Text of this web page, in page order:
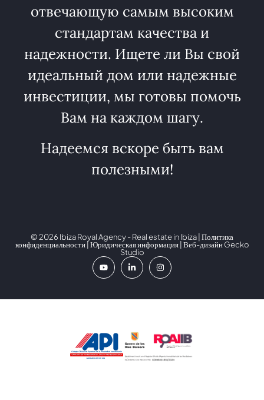
отвечающую самым высоким
стандартам качества и
надежности. Ищете ли Вы свой
идеальный дом или надежные
инвестиции, мы готовы помочь
Вам на каждом шагу.
Надеемся вскоре быть вам
полезными!
© 2026 Ibiza Royal Agency - Real estate in Ibiza | Политика
конфиденциальности|Юридическая информация| Веб-дизайнGecko
Studio